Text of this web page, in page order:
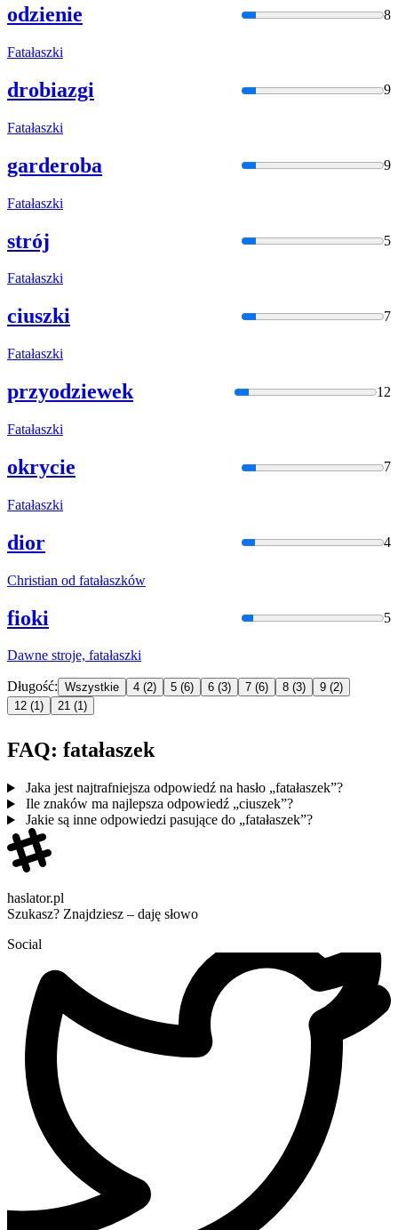
odzienie 8
Fatałaszki
drobiazgi 9
Fatałaszki
garderoba 9
Fatałaszki
strój 5
Fatałaszki
ciuszki 7
Fatałaszki
przyodziewek 12
Fatałaszki
okrycie 7
Fatałaszki
dior 4
Christian od fatałaszków
fioki 5
Dawne stroje, fatałaszki
Długość: Wszystkie 4 (2) 5 (6) 6 (3) 7 (6) 8 (3) 9 (2)
12 (1) 21 (1)
FAQ: fatałaszek
Jaka jest najtrafniejsza odpowiedź na hasło „fatałaszek”?
Ile znaków ma najlepsza odpowiedź „ciuszek”?
Jakie są inne odpowiedzi pasujące do „fatałaszek”?
haslator.pl
Szukasz? Znajdziesz – daję słowo
Social